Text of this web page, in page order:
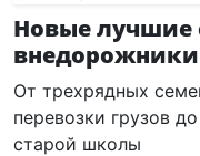
Новые лучшие
внедорожники
От трехрядных
перевозки грузов
старой школы